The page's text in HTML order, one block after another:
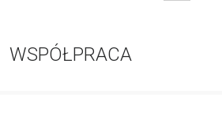
WSPÓŁPRACA